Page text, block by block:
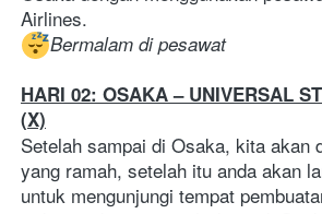
Airlines.
Bermalam di pesawat
HARI 02: OSAKA – UNIVERSAL
(X)
Setelah sampai di Osaka, kita akan
yang ramah, setelah itu anda akan
untuk mengunjungi tempat